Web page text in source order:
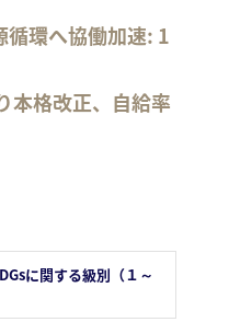
循環へ協働加速: 1
本格改正、自給率
に関する級別（１～